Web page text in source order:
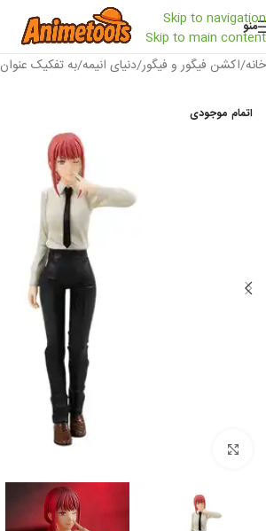
Skip to navigation
Skip to main content
منو
خانه/اکشن فیگور و فیگور/دنیای انیمه/به تفکیک عنوان
اتمام موجودی